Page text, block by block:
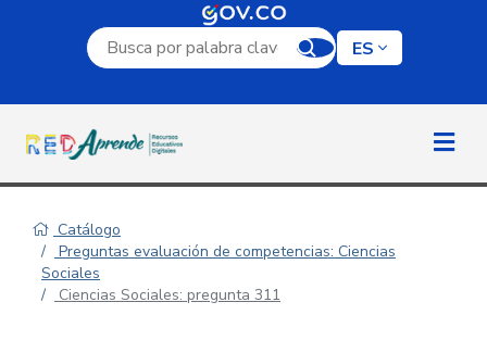
Campo de búsqueda por palabra clave
ES
Catálogo
Preguntas evaluación de competencias: Ciencias
Sociales
Ciencias Sociales: pregunta 311